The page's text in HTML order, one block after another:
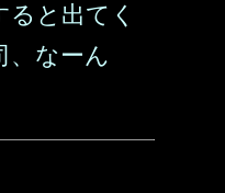
と出てく
、なーん